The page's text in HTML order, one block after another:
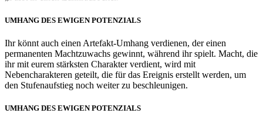
UMHANG DES EWIGEN POTENZIALS
Ihr könnt auch einen Artefakt-Umhang verdienen, der einen
permanenten Machtzuwachs gewinnt, während ihr spielt. Macht, die
ihr mit eurem stärksten Charakter verdient, wird mit
Nebencharakteren geteilt, die für das Ereignis erstellt werden, um
den Stufenaufstieg noch weiter zu beschleunigen.
UMHANG DES EWIGEN POTENZIALS